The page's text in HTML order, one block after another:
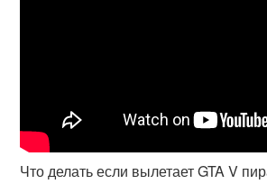
Что делать если вылетает GTA V